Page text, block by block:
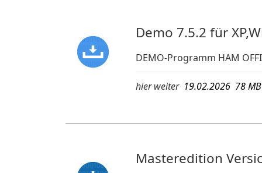
Demo 7.5.2 für
DEMO-Programm HAM
hier weiter19.02.2026 78
Masteredition